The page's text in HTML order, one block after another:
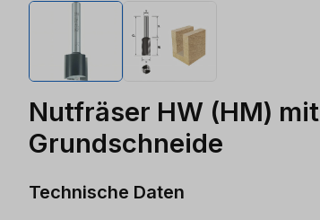
Nutfräser HW (HM) mit
Grundschneide
Technische Daten